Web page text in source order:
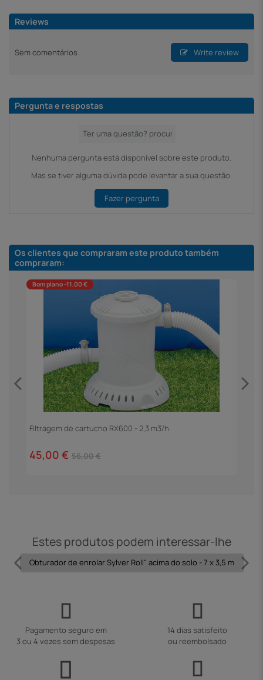
Reviews
Sem comentários Write review
Pergunta e respostas
Nenhuma pergunta está disponível sobre este produto.
Mas se tiver alguma dúvida pode levantar a sua questão.
Fazer pergunta
Os clientes que compraram este produto também
compraram:
Bom plano -11,00 €
Filtragem de cartucho RX600 - 2,3 m3/h
45,00 € 56,00 €
Estes produtos podem interessar-lhe
Obturador de enrolar Sylver Roll" acima do solo - 7 x 3,5 m
Pagamento seguro em
3 ou 4 vezes sem despesas
14 dias satisfeito
ou reembolsado